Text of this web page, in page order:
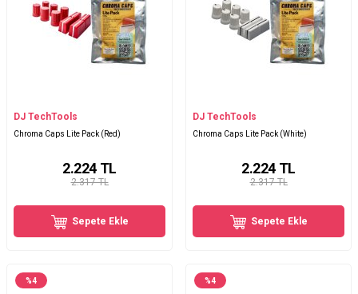
DJ TechTools
Chroma Caps Lite Pack (Red)
2.317 TL
2.224 TL
Sepete Ekle
DJ TechTools
Chroma Caps Lite Pack (White)
2.317 TL
2.224 TL
Sepete Ekle
%4 %4